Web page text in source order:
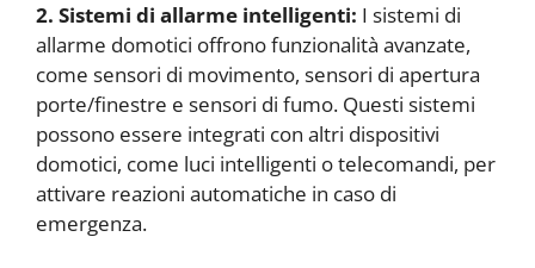
2. Sistemi di allarme intelligenti: I sistemi di
allarme domotici offrono funzionalità avanzate,
come sensori di movimento, sensori di apertura
porte/finestre e sensori di fumo. Questi sistemi
possono essere integrati con altri dispositivi
domotici, come luci intelligenti o telecomandi, per
attivare reazioni automatiche in caso di
emergenza.